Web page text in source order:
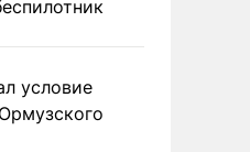
условие